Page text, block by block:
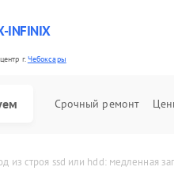
INFINIX
г.Чебоксары
Срочный ремонт
из строя ssd или hdd: медленная